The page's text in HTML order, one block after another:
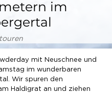
im
mit Neuschnee und
im wunderbaren
Wir spuren den
Haldigrat an und ziehen